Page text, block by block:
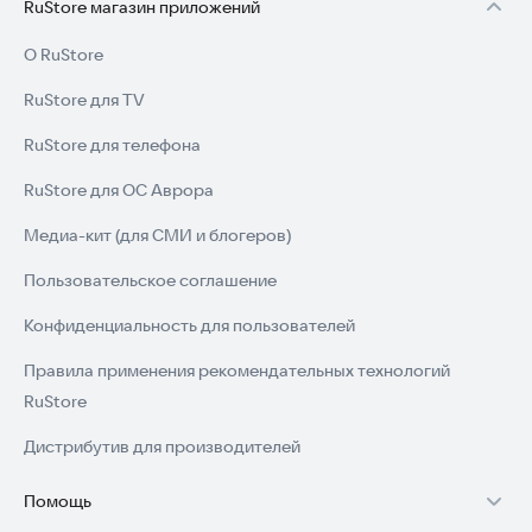
RuStore магазин приложений
О RuStore
RuStore для TV
RuStore для телефона
RuStore для ОС Аврора
Медиа-кит (для СМИ и блогеров)
Пользовательское соглашение
Конфиденциальность для пользователей
Правила применения рекомендательных технологий
RuStore
Дистрибутив для производителей
Помощь